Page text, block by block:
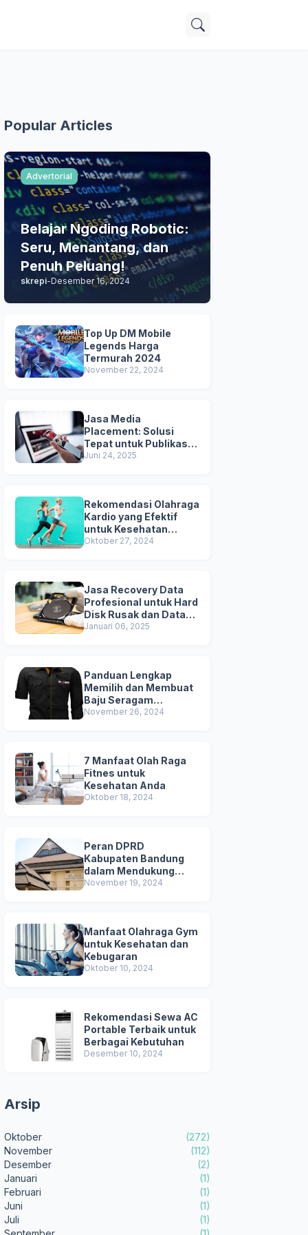
Popular Articles
Advertorial
Belajar Ngoding Robotic:
Seru, Menantang, dan
Penuh Peluang!
skrepi-Desember 16, 2024
Top Up DM Mobile
Legends Harga
Termurah 2024
November 22, 2024
Jasa Media
Placement: Solusi
Tepat untuk Publikasi &
Kredibilitas Brand
Juni 24, 2025
Rekomendasi Olahraga
Kardio yang Efektif
untuk Kesehatan
Jantung
Oktober 27, 2024
Jasa Recovery Data
Profesional untuk Hard
Disk Rusak dan Data
Terhapus
Januari 06, 2025
Panduan Lengkap
Memilih dan Membuat
Baju Seragam
Berkualitas
November 26, 2024
7 Manfaat Olah Raga
Fitnes untuk
Kesehatan Anda
Oktober 18, 2024
Peran DPRD
Kabupaten Bandung
dalam Mendukung
Pembangunan Daerah
November 19, 2024
Manfaat Olahraga Gym
untuk Kesehatan dan
Kebugaran
Oktober 10, 2024
Rekomendasi Sewa AC
Portable Terbaik untuk
Berbagai Kebutuhan
Desember 10, 2024
Arsip
Oktober
(272)
November
(112)
Desember
(2)
Januari
(1)
Februari
(1)
Juni
(1)
Juli
(1)